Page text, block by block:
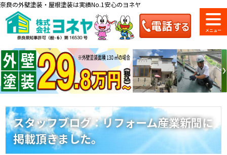
奈良の外壁塗装・屋根塗装は実績No.1安心のヨネヤ
料金一覧 会社案内 ショールーム
のご紹介
来店予約 お問い合わせ お電話
スタッフブログ：リフォーム産業新聞に
掲載頂きました。